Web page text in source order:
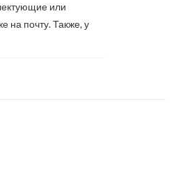
или
на почту. Также, у